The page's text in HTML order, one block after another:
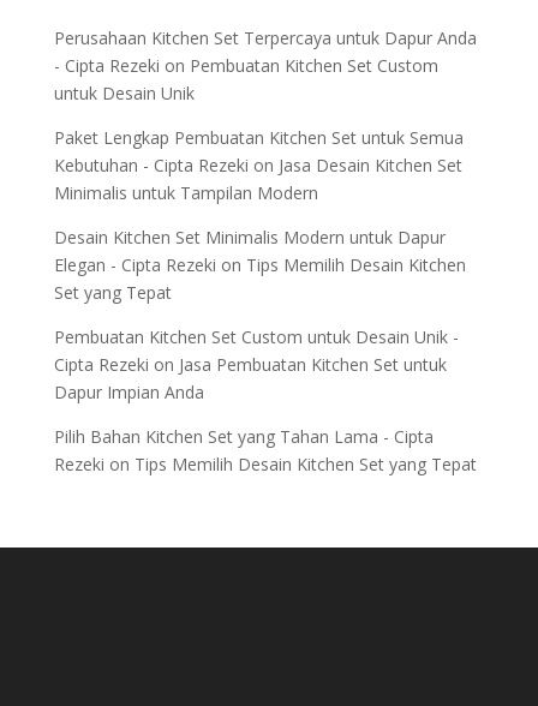
Perusahaan Kitchen Set Terpercaya untuk Dapur Anda
- Cipta Rezeki on Pembuatan Kitchen Set Custom
untuk Desain Unik
Paket Lengkap Pembuatan Kitchen Set untuk Semua
Kebutuhan - Cipta Rezeki on Jasa Desain Kitchen Set
Minimalis untuk Tampilan Modern
Desain Kitchen Set Minimalis Modern untuk Dapur
Elegan - Cipta Rezeki on Tips Memilih Desain Kitchen
Set yang Tepat
Pembuatan Kitchen Set Custom untuk Desain Unik -
Cipta Rezeki on Jasa Pembuatan Kitchen Set untuk
Dapur Impian Anda
Pilih Bahan Kitchen Set yang Tahan Lama - Cipta
Rezeki on Tips Memilih Desain Kitchen Set yang Tepat